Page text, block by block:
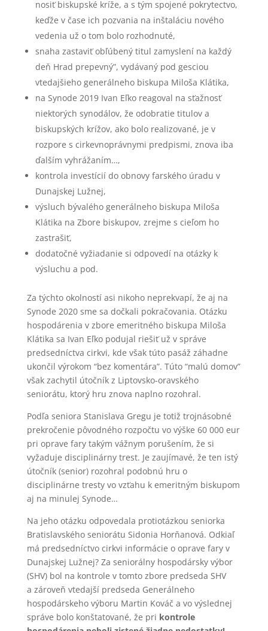
nosiť biskupské kríže, a s tým spojené pokrytectvo,
keďže v čase ich pozvania na inštaláciu nového
vedenia už o tom bolo rozhodnuté,
snaha zastaviť obľúbený titul zamyslení na každý
deň Hrad prepevný”, vydávaný pod gesciou
vtedajšieho generálneho biskupa Miloša Klátika,
na Synode 2019 Ivan Eľko reagoval na sťažnosť
niektorých synodálov, že odobratie titulov a
biskupských krížov, ako bolo realizované, je v
rozpore s cirkevnoprávnymi predpismi, znova iba
ďalším vyhrážaním…,
kontrola investícií do obnovy farského úradu v
Dunajskej Lužnej,
výsluch bývalého generálneho biskupa Miloša
Klátika na Zbore biskupov, zrejme s cieľom ho
zastrašiť,
dodatočné vyžiadanie si odpovedí na otázky k
výsluchu a pod.
Za týchto okolností asi nikoho neprekvapí, že aj na
Synode 2020 sme sa dočkali pokračovania. Otázku
hospodárenia v zbore emeritného biskupa Miloša
Klátika sa Ivan Eľko podujal riešiť už v správe
predsedníctva cirkvi, kde však túto pasáž záhadne
ukončil výrokom “bez komentára”. Túto “malú domov”
však zachytil útočník z Liptovsko-oravského
seniorátu, ktorý hru znova naplno rozohral.
Podľa seniora Stanislava Gregu je totiž trojnásobné
prekročenie pôvodného rozpočtu vo výške 60 000 eur
pri oprave fary takým vážnym porušením, že si
vyžaduje disciplinárny trest. Je zaujímavé, že ten istý
útočník (senior) rozohral podobnú hru o
disciplinárne tresty vo vzťahu k emeritným biskupom
aj na minulej Synode…
Na jeho otázku odpovedala protiotázkou seniorka
Bratislavského seniorátu Sidonia Horňanová. Odkiaľ
má predsedníctvo cirkvi informácie o oprave fary v
Dunajskej Lužnej? Za seniorálny hospodársky výbor
(SHV) bol na kontrole v tomto zbore predseda SHV
a zároveň vtedajší predseda Generálneho
hospodárskeho výboru Martin Kováč a vo výslednej
správe bolo konštatované, že pri kontrole